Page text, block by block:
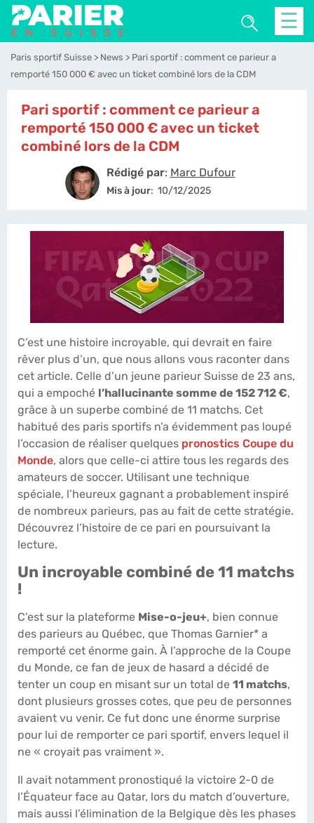
☰
Paris sportif Suisse News
Pari sportif : comment ce parieur a
remporté 150 000 € avec un ticket combiné lors de la CDM
Pari sportif : comment ce parieur a
remporté 150 000 € avec un ticket
combiné lors de la CDM
Rédigé par: Marc Dufour
Mis à jour: 10/12/2025
C’est une histoire incroyable, qui devrait en faire
rêver plus d’un, que nous allons vous raconter dans
cet article. Celle d’un jeune parieur Suisse de 23 ans,
qui a empoché l’hallucinante somme de 152 712 €,
grâce à un superbe combiné de 11 matchs. Cet
habitué des paris sportifs n’a évidemment pas loupé
l’occasion de réaliser quelques pronostics Coupe du
Monde, alors que celle-ci attire tous les regards des
amateurs de soccer. Utilisant une technique
spéciale, l’heureux gagnant a probablement inspiré
de nombreux parieurs, pas au fait de cette stratégie.
Découvrez l’histoire de ce pari en poursuivant la
lecture.
Un incroyable combiné de 11 matchs
!
C’est sur la plateforme Mise-o-jeu+, bien connue
des parieurs au Québec, que Thomas Garnier* a
remporté cet énorme gain. À l’approche de la Coupe
du Monde, ce fan de jeux de hasard a décidé de
tenter un coup en misant sur un total de 11 matchs,
dont plusieurs grosses cotes, que peu de personnes
avaient vu venir. Ce fut donc une énorme surprise
pour lui de remporter ce pari sportif, envers lequel il
ne « croyait pas vraiment ».
Il avait notamment pronostiqué la victoire 2-0 de
l’Équateur face au Qatar, lors du match d’ouverture,
mais aussi l’élimination de la Belgique dès les phases